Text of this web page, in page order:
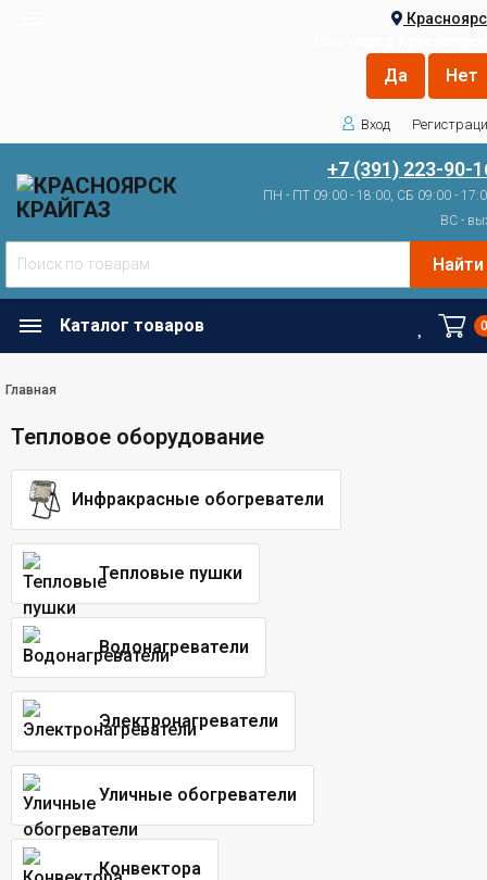
Вход
+7 (391) 223-90-
ПН - ПТ 09:00 - 18:00, СБ 09:00 -
ВС -
Найти
Каталог товаров
Главная
Тепловое оборудование
Инфракрасные обогреватели
Тепловые пушки
Водонагреватели
Электронагреватели
Уличные обогреватели
Конвектора